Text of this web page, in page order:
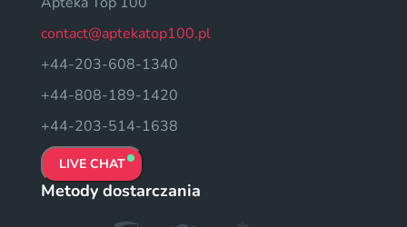
contact@aptekatop100.pl
+44-203-608-1340
+44-808-189-1420
+44-203-514-1638
LIVE CHAT
Metody dostarczania